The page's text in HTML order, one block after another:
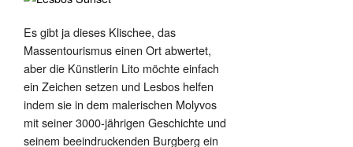
Es gibt ja dieses Klischee, das
Massentourismus einen Ort abwertet,
aber die Künstlerin Lito möchte einfach
ein Zeichen setzen und Lesbos helfen
indem sie in dem malerischen Molyvos
mit seiner 3000-jährigen Geschichte und
seinem beeindruckenden Burgberg ein